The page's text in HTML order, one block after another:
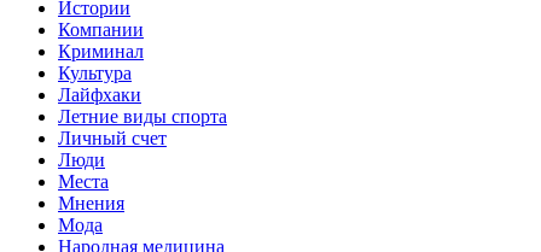
Истории
Компании
Криминал
Культура
Лайфхаки
Летние виды спорта
Личный счет
Люди
Места
Мнения
Мода
Народная медицина